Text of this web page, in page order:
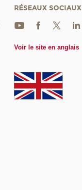
RÉSEAUX SOCIAUX
Voir le site en anglais